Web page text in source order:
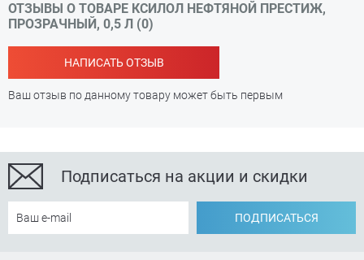
ОТЗЫВЫ О ТОВАРЕ КСИЛОЛ НЕФТЯНОЙ ПРЕСТИЖ,
ПРОЗРАЧНЫЙ, 0,5 Л (0)
НАПИСАТЬ ОТЗЫВ
Ваш отзыв по данному товару может быть первым
Подписаться на акции и скидки
ПОДПИСАТЬСЯ